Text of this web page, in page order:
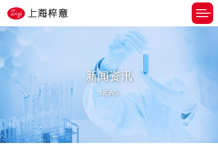
新闻资讯
NEWS